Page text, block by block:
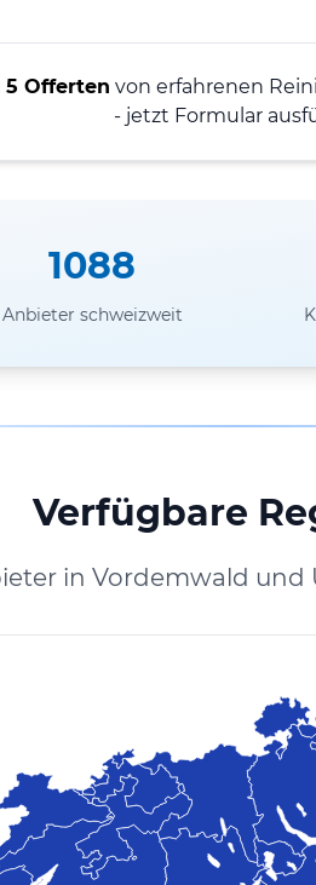
5 Offerten von erfahrenen
- jetzt Formular
1088
Anbieter schweizweit
Verfügbare
in Vordemwald